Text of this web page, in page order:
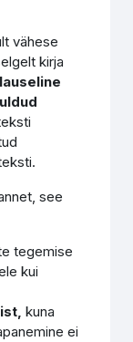
vähese
kirja
see
tegemise
kui
kuna
ei